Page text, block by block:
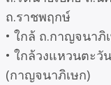
ถ.ราชพฤกษ์
• ใกล้ ถ.กาญจนาภิ
• ใกล้วงแหวนตะ
(กาญจนาภิเษก)